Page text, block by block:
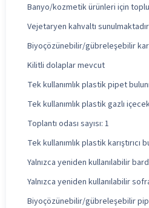
Banyo/kozmetik ürünleri için
Vejetaryen kahvaltı sunulmaktadır
Biyoçözünebilir/gübreleşebilir
Kilitli dolaplar mevcut
Tek kullanımlık plastik pipet
Tek kullanımlık plastik gazlı
Toplantı odası sayısı: 1
Tek kullanımlık plastik karıştırıcı
Yalnızca yeniden kullanılabilir
Yalnızca yeniden kullanılabilir
Biyoçözünebilir/gübreleşebilir